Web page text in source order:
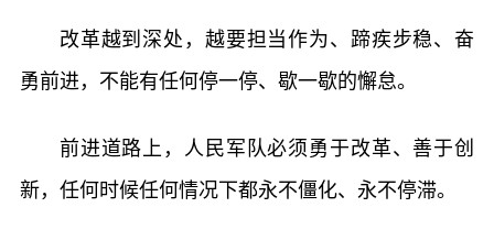
改革越到深处，越要担当作为、蹄疾步稳、奋
勇前进，不能有任何停一停、歇一歇的懈怠。
前进道路上，人民军队必须勇于改革、善于创
新，任何时候任何情况下都永不僵化、永不停滞。